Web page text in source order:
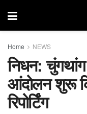
Home NEWS
निधन: चुंगथांग
आंदोलन शुरू
रिपोर्टिंग